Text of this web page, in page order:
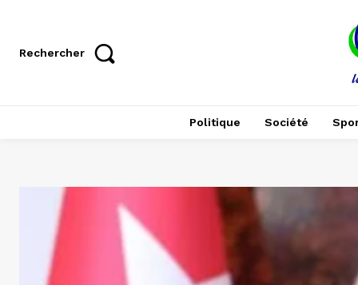
Rechercher
Politique Société